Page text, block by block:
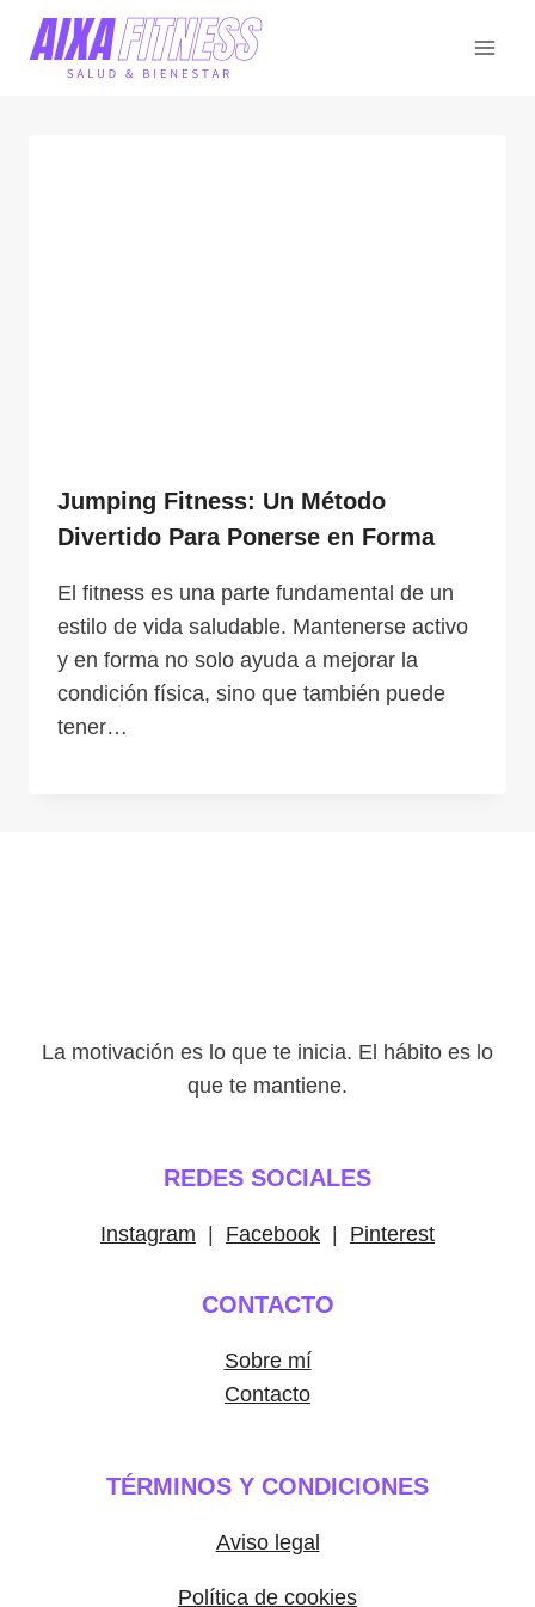
Saltar
contenido
Jumping Fitness: Un Método
Divertido Para Ponerse en Forma
El fitness es una parte fundamental de un
estilo de vida saludable. Mantenerse activo
y en forma no solo ayuda a mejorar la
condición física, sino que también puede
tener…
La motivación es lo que te inicia. El hábito es lo
que te mantiene.
REDES SOCIALES
Instagram Facebook Pinterest
CONTACTO
Sobre mí
Contacto
TÉRMINOS Y CONDICIONES
Aviso legal
Política de cookies